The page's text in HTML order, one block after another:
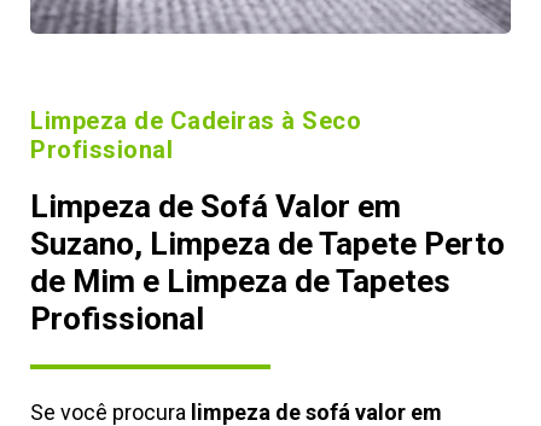
Limpeza de Cadeiras à Seco
Profissional
Limpeza de Sofá Valor em
Suzano, Limpeza de Tapete Perto
de Mim e Limpeza de Tapetes
Profissional
Se você procura limpeza de sofá valor em